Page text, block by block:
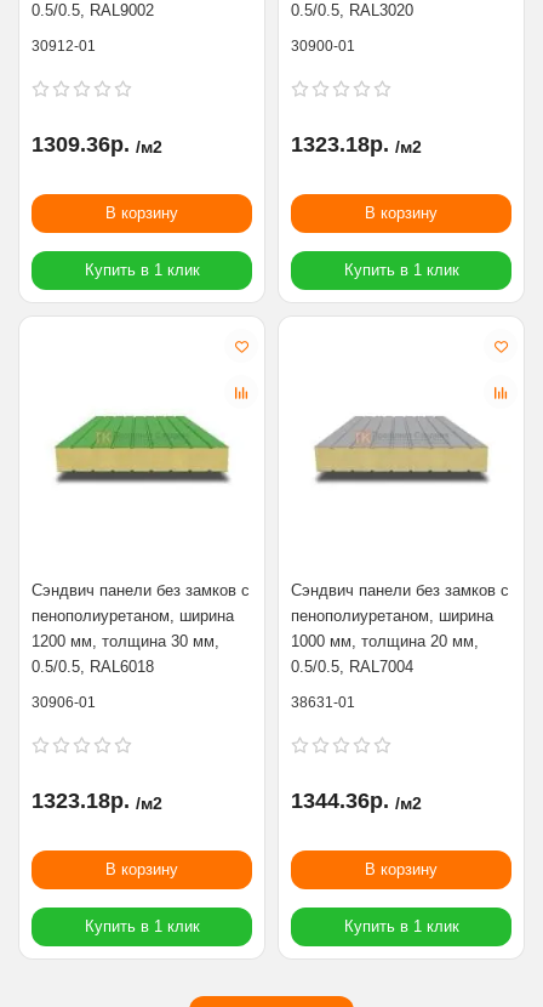
0.5/0.5, RAL9002
30912-01
1309.36р. /м2
В корзину
Купить в 1 клик
0.5/0.5, RAL3020
30900-01
1323.18р. /м2
В корзину
Купить в 1 клик
Сэндвич панели без замков с
пенополиуретаном, ширина
1200 мм, толщина 30 мм,
0.5/0.5, RAL6018
30906-01
1323.18р. /м2
В корзину
Купить в 1 клик
Сэндвич панели без замков с
пенополиуретаном, ширина
1000 мм, толщина 20 мм,
0.5/0.5, RAL7004
38631-01
1344.36р. /м2
В корзину
Купить в 1 клик